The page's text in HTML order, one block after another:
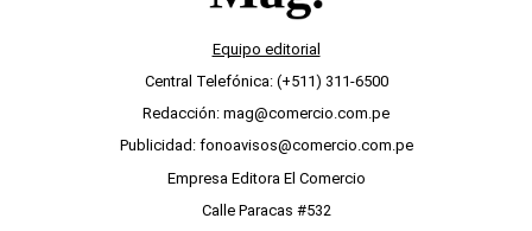
Equipo editorial
Central Telefónica: (+511) 311-6500
Redacción: mag@comercio.com.pe
Publicidad: fonoavisos@comercio.com.pe
Empresa Editora El Comercio
Calle Paracas #532